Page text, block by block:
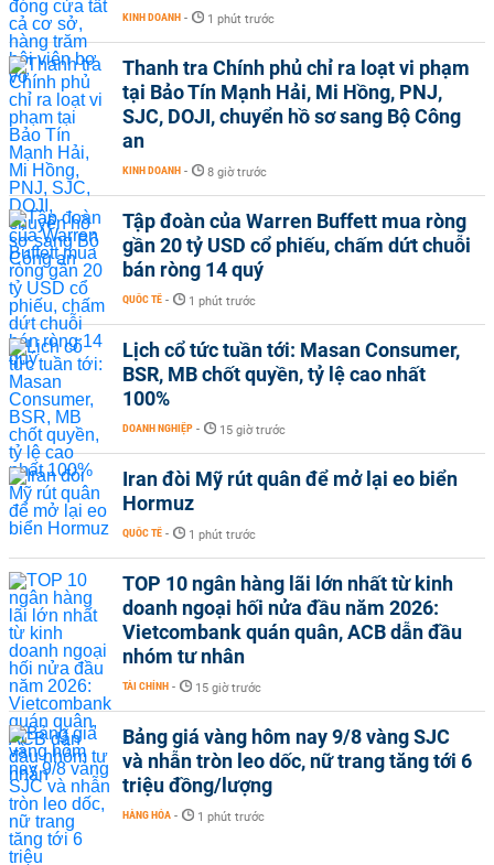
KINH DOANH - 1 phút trước
Thanh tra Chính phủ chỉ ra loạt vi phạm
tại Bảo Tín Mạnh Hải, Mi Hồng, PNJ,
SJC, DOJI, chuyển hồ sơ sang Bộ Công
an
KINH DOANH - 8 giờ trước
Tập đoàn của Warren Buffett mua ròng
gần 20 tỷ USD cổ phiếu, chấm dứt chuỗi
bán ròng 14 quý
QUỐC TẾ - 1 phút trước
Lịch cổ tức tuần tới: Masan Consumer,
BSR, MB chốt quyền, tỷ lệ cao nhất
100%
DOANH NGHIỆP - 15 giờ trước
Iran đòi Mỹ rút quân để mở lại eo biển
Hormuz
QUỐC TẾ - 1 phút trước
TOP 10 ngân hàng lãi lớn nhất từ kinh
doanh ngoại hối nửa đầu năm 2026:
Vietcombank quán quân, ACB dẫn đầu
nhóm tư nhân
TÀI CHÍNH - 15 giờ trước
Bảng giá vàng hôm nay 9/8 vàng SJC
và nhẫn tròn leo dốc, nữ trang tăng tới 6
triệu đồng/lượng
HÀNG HÓA - 1 phút trước